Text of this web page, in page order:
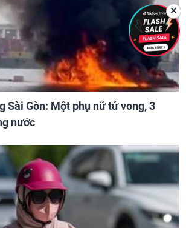
Sài Gòn: Một phụ nữ tử vong, 3
nước
✕